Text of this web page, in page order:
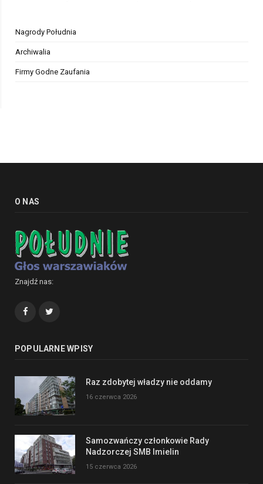
Nagrody Południa
Archiwalia
Firmy Godne Zaufania
O NAS
Znajdź nas:
Facebook
POPULARNE WPISY
Raz zdobytej władzy nie oddamy
16 czerwca 2026
Samozwańczy członkowie Rady
Nadzorczej SMB Imielin
15 czerwca 2026